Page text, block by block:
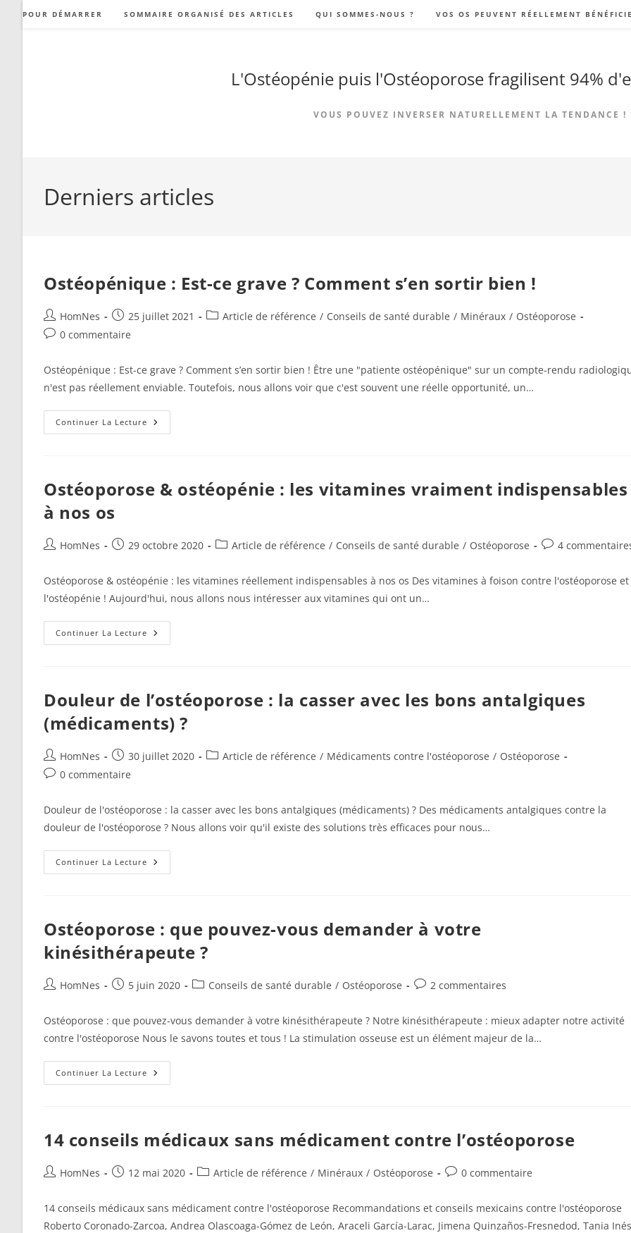
POUR DÉMARRER SOMMAIRE ORGANISÉ DES ARTICLES QUI SOMMES-NOUS ? VOS OS PEUVENT RÉELLEMENT
L'Ostéopénie puis l'Ostéoporose fragilisent 94%
VOUS POUVEZ INVERSER NATURELLEMENT LA TENDANCE !
Derniers articles
Ostéopénique : Est-ce grave ? Comment s’en sortir bien !
Auteur/autrice
de
HomNes
Publication
publiée :
25 juillet 2021
PostArticle de référence / Conseils de santé durable / Minéraux / Ostéoporose
Commentaires
la
publication :
0 commentaire
Ostéopénique : Est-ce grave ? Comment s’en sortir bien ! Être une "patiente ostéopénique" sur un compte-rendu
n'est pas réellement enviable. Toutefois, nous allons voir que c'est souvent une réelle opportunité, un…
Continuer La Lecture Ostéopénique :
Est-
Sortir
Bien !
Ostéoporose & ostéopénie : les vitamines vraiment indispensables
à nos os
Auteur/autrice
la
publication :
HomNes
Publication
29 octobre 2020
PostArticle de référence / Conseils de santé durable / Ostéoporose
Commentaires
publication :
4
Ostéoporose & ostéopénie : les vitamines réellement indispensables à nos os Des vitamines à foison contre l'ostéoporose et
l'ostéopénie ! Aujourd'hui, nous allons nous intéresser aux vitamines qui ont un…
Continuer La Lecture Ostéoporose
&
Vraiment
Indispensables
Nos
Os
Douleur de l’ostéoporose : la casser avec les bons antalgiques
(médicaments) ?
Auteur/autrice
de
HomNes
Publication
publiée :
30 juillet 2020
PostArticle de référence / Médicaments contre l'ostéoporose / Ostéoporose
Commentaires
la
publication :
0 commentaire
Douleur de l'ostéoporose : la casser avec les bons antalgiques (médicaments) ? Des médicaments antalgiques contre la
douleur de l'ostéoporose ? Nous allons voir qu'il existe des solutions très efficaces pour nous…
Continuer La Lecture Douleur
De
Bons
Antalgiques
(médicaments) ?
Ostéoporose : que pouvez-vous demander à votre
kinésithérapeute ?
Auteur/autrice
la
publication :
HomNes
Publication
5 juin 2020
PostConseils de santé durable / Ostéoporose
Commentaires
la
publication :
2 commentaires
Ostéoporose : que pouvez-vous demander à votre kinésithérapeute ? Notre kinésithérapeute : mieux adapter notre activité
contre l'ostéoporose Nous le savons toutes et tous ! La stimulation osseuse est un élément majeur de la…
Continuer La Lecture Ostéoporose :
Que
Votre
Kinésithérapeute ?
14 conseils médicaux sans médicament contre l’ostéoporose
Auteur/autrice
la
publication :
HomNes
Publication
12 mai 2020
PostArticle de référence / Minéraux / Ostéoporose
Commentaires
publication :
0 commentaire
14 conseils médicaux sans médicament contre l'ostéoporose Recommandations et conseils mexicains contre l'ostéoporose
Roberto Coronado-Zarcoa, Andrea Olascoaga-Gómez de León, Araceli García-Larac, Jimena Quinzaños-Fresnedod, Tania Inés